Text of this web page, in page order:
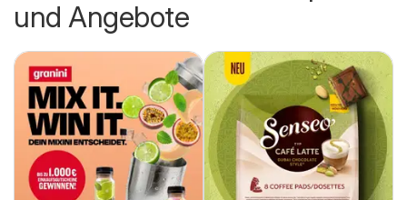
und Angebote